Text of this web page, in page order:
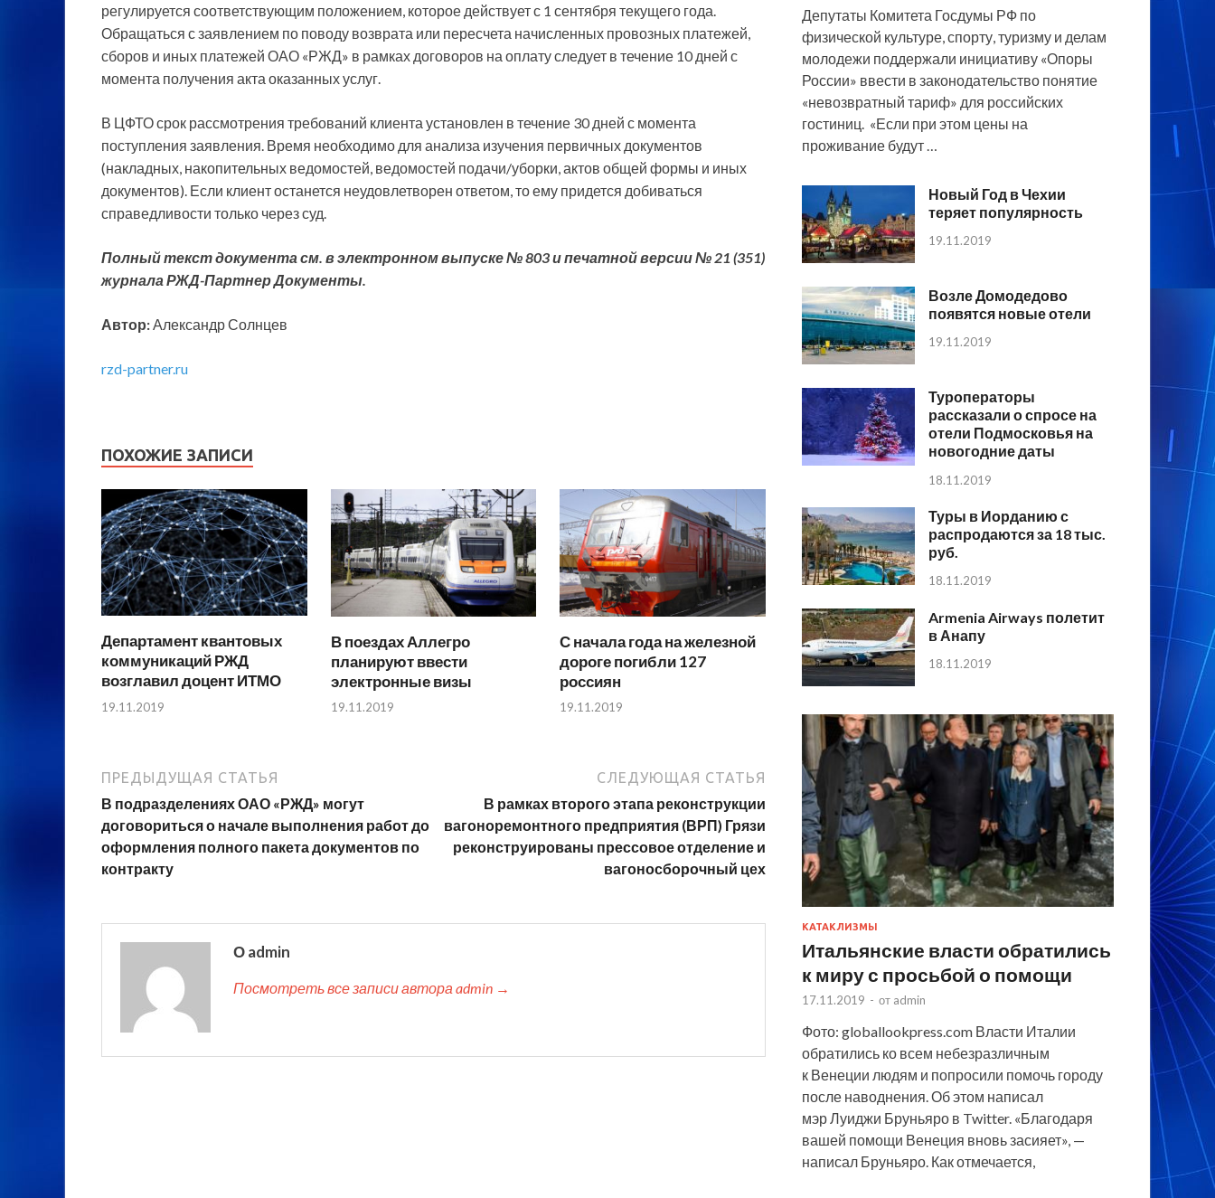
регулируется соответствующим положением, которое действует с 1 сентября текущего года.
Обращаться с заявлением по поводу возврата или пересчета начисленных провозных платежей,
сборов и иных платежей ОАО «РЖД» в рамках договоров на оплату следует в течение 10 дней с
момента получения акта оказанных услуг.
В ЦФТО срок рассмотрения требований клиента установлен в течение 30 дней с момента
поступления заявления. Время необходимо для анализа изучения первичных документов
(накладных, накопительных ведомостей, ведомостей подачи/уборки, актов общей формы и иных
документов). Если клиент останется неудовлетворен ответом, то ему придется добиваться
справедливости только через суд.
Полный текст документа см. в электронном выпуске № 803 и печатной версии № 21 (351)
журнала РЖД-Партнер Документы.
Автор:Александр Солнцев
rzd-partner.ru
ПОХОЖИЕ ЗАПИСИ
Департамент квантовых
коммуникаций РЖД
возглавил доцент ИТМО
19.11.2019
В поездах Аллегро
планируют ввести
электронные визы
19.11.2019
С начала года на железной
дороге погибли 127
россиян
19.11.2019
ПРЕДЫДУЩАЯ СТАТЬЯ
В подразделениях ОАО «РЖД» могут
договориться о начале выполнения работ до
оформления полного пакета документов по
контракту
СЛЕДУЮЩАЯ СТАТЬЯ
В рамках второго этапа реконструкции
вагоноремонтного предприятия (ВРП) Грязи
реконструированы прессовое отделение и
вагоносборочный цех
О admin
Посмотреть все записи автора admin →
Депутаты Комитета Госдумы РФ по
физической культуре, спорту, туризму и делам
молодежи поддержали инициативу «Опоры
России» ввести в законодательство понятие
«невозвратный тариф» для российских
гостиниц. «Если при этом цены на
проживание будут …
Новый Год в Чехии
теряет популярность
19.11.2019
Возле Домодедово
появятся новые отели
19.11.2019
Туроператоры
рассказали о спросе на
отели Подмосковья на
новогодние даты
18.11.2019
Туры в Иорданию с
распродаются за 18 тыс.
руб.
18.11.2019
Armenia Airways полетит
в Анапу
18.11.2019
КАТАКЛИЗМЫ
Итальянские власти обратились
к миру с просьбой о помощи
17.11.2019 - от admin
Фото: globallookpress.com Власти Италии
обратились ко всем небезразличным
к Венеции людям и попросили помочь городу
после наводнения. Об этом написал
мэр Луиджи Бруньяро в Twitter. «Благодаря
вашей помощи Венеция вновь засияет», —
написал Бруньяро. Как отмечается,